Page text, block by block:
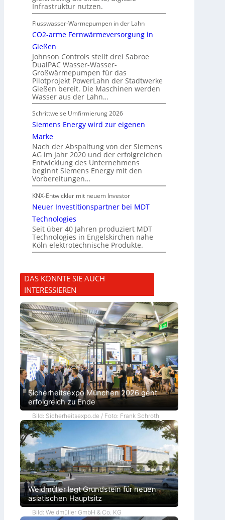
Infrastruktur nutzen.
Flusswasser-Wärmepumpen in der Lahn
CO2-arme Fernwärmeversorgung in
Gießen
Johnson Controls stellt drei Sabroe
DualPAC Wasser-Wasser-
Großwärmepumpen für das
Pilotprojekt PowerLahn der Stadtwerke
Gießen bereit. Die Maschinen werden
Wasser aus der Lahn…
Schrittweise Umfirmierung 2026
Siemens Energy wird zur eigenen
Marke
Nach der Abspaltung von der Siemens
AG im Jahr 2020 und der erfolgreichen
Entwicklung des Unternehmens
beginnt Siemens Energy mit den
Vorbereitungen…
KNX-Entwickler mit neuem Investor
Neuer Investitionspartner bei MDT
Technologies
Seit über 40 Jahren produziert MDT
Technologies in Engelskirchen nahe
Köln elektrotechnische Produkte.
DAS KÖNNTE SIE AUCH
INTERESSIEREN
Sicherheitsexpo München 2026 geht
erfolgreich zu Ende
Bild: Sicherheitsexpo.de / Foto: Frank Schroth
Weidmüller legt Grundstein für neuen
asiatischen Hauptsitz
Bild: Weidmüller GmbH & Co. KG